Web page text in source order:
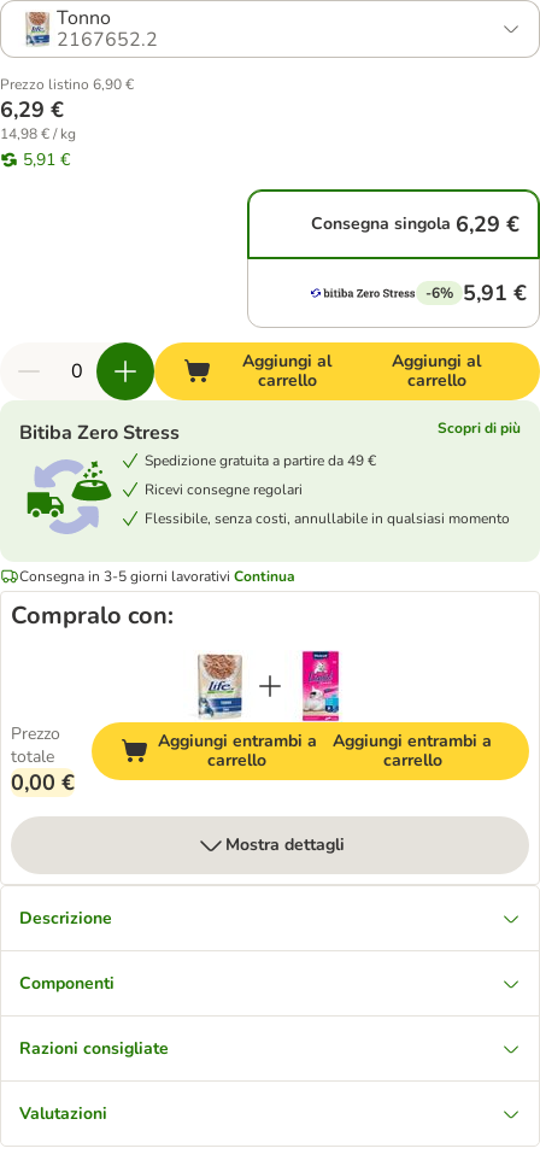
Tonno
2167652.2
Prezzo listino 6,90 €
6,29 €
14,98 € / kg
5,91 €
Consegna singola 6,29 €
-6% 5,91 €
Aggiungi al
carrello
Aggiungi al
carrello
Bitiba Zero Stress
Scopri di più
Spedizione gratuita a partire da 49 €
Ricevi consegne regolari
Flessibile, senza costi, annullabile in qualsiasi momento
Consegna in 3-5 giorni lavorativi Continua
Compralo con:
Prezzo
totale
0,00 €
Aggiungi entrambi a
carrello
Aggiungi entrambi a
carrello
Mostra dettagli
Descrizione
Componenti
Razioni consigliate
Valutazioni